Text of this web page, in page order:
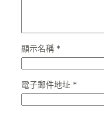
顯示名稱 *
電子郵件地址 *